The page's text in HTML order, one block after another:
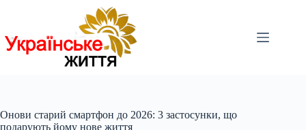
Онови старий смартфон до 2026: 3 застосунки, що
подарують йому нове життя